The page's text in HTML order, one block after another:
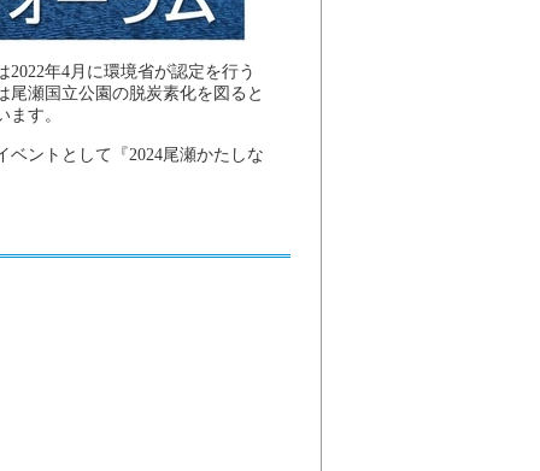
年4月に環境省が認定を行う
尾瀬国立公園の脱炭素化を図ると
す。
ントとして『2024尾瀬かたしな